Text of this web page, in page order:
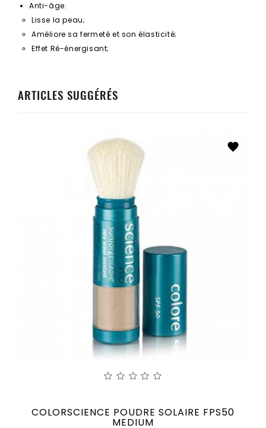
Anti-âge:
Lisse la peau;
Améliore sa fermeté et son élasticité;
Effet Ré-énergisant;
ARTICLES SUGGÉRÉS
COLORSCIENCE POUDRE SOLAIRE FPS50
MEDIUM